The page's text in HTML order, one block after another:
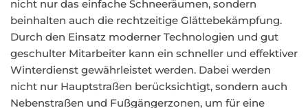
nicht nur das einfache Schneeräumen, sondern
beinhalten auch die rechtzeitige Glättebekämpfung.
Durch den Einsatz moderner Technologien und gut
geschulter Mitarbeiter kann ein schneller und effektiver
Winterdienst gewährleistet werden. Dabei werden
nicht nur Hauptstraßen berücksichtigt, sondern auch
Nebenstraßen und Fußgängerzonen, um für eine